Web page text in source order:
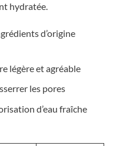
hydratée.
d’origine
légère et agréable
les pores
d’eau fraîche